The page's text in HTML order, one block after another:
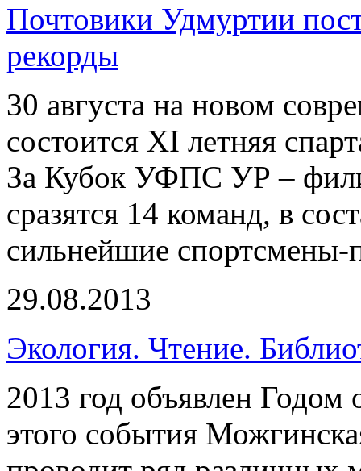
Почтовики Удмуртии
рекорды
30 августа на новом
состоится XI летняя
За Кубок УФПС УР –
сразятся 14 команд, в
сильнейшие спортсмены-
29.08.2013
Экология. Чтение.
2013 год объявлен
этого события